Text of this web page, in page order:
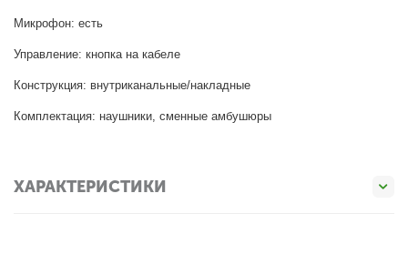
Микрофон: есть
Управление: кнопка на кабеле
Конструкция: внутриканальные/накладные
Комплектация: наушники, сменные амбушюры
ХАРАКТЕРИСТИКИ